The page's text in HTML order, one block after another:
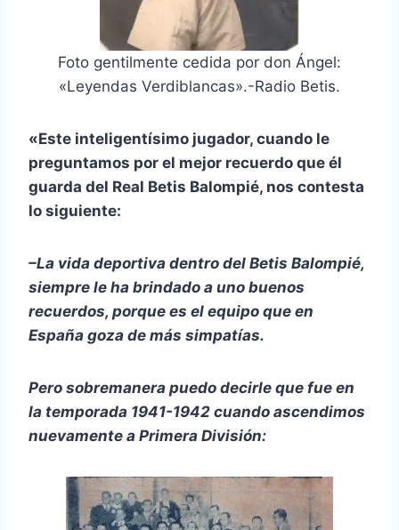
Foto gentilmente cedida por don Ángel:
«Leyendas Verdiblancas».-Radio Betis.
«Este inteligentísimo jugador, cuando le
preguntamos por el mejor recuerdo que él
guarda del Real Betis Balompié, nos contesta
lo siguiente:
–La vida deportiva dentro del Betis Balompié,
siempre le ha brindado a uno buenos
recuerdos, porque es el equipo que en
España goza de más simpatías.
Pero sobremanera puedo decirle que fue en
la temporada 1941-1942 cuando ascendimos
nuevamente a Primera División: